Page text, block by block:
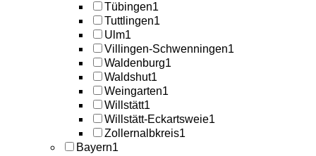
Tübingen1
Tuttlingen1
Ulm1
Villingen-Schwenningen1
Waldenburg1
Waldshut1
Weingarten1
Willstätt1
Willstätt-Eckartsweie1
Zollernalbkreis1
Bayern1